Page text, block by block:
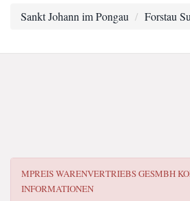
Sankt Johann im Pongau Forstau
MPREIS WARENVERTRIEBS GESMBH
INFORMATIONEN